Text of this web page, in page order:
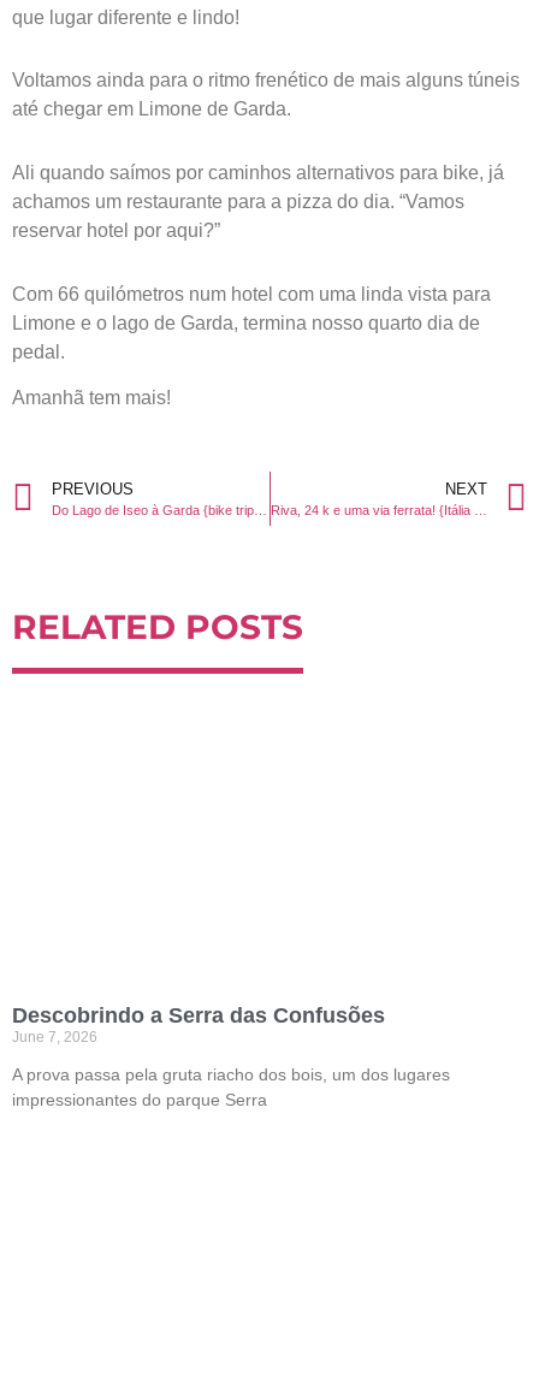
que lugar diferente e lindo!
Voltamos ainda para o ritmo frenético de mais alguns túneis
até chegar em Limone de Garda.
Ali quando saímos por caminhos alternativos para bike, já
achamos um restaurante para a pizza do dia. “Vamos
reservar hotel por aqui?”
Com 66 quilómetros num hotel com uma linda vista para
Limone e o lago de Garda, termina nosso quarto dia de
pedal.
Amanhã tem mais!
PREVIOUS NEXT
RELATED POSTS
Descobrindo a Serra das Confusões
June 7, 2026
A prova passa pela gruta riacho dos bois, um dos lugares
impressionantes do parque Serra